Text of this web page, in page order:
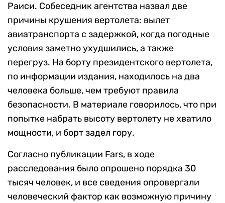
Раиси. Собеседник агентства назвал две
причины крушения вертолета: вылет
авиатранспорта с задержкой, когда погодные
условия заметно ухудшились, а также
перегруз. На борту президентского вертолета,
по информации издания, находилось на два
человека больше, чем требуют правила
безопасности. В материале говорилось, что при
попытке набрать высоту вертолету не хватило
мощности, и борт задел гору.
Согласно публикации Fars, в ходе
расследования было опрошено порядка 30
тысяч человек, и все сведения опровергали
человеческий фактор как возможную причину